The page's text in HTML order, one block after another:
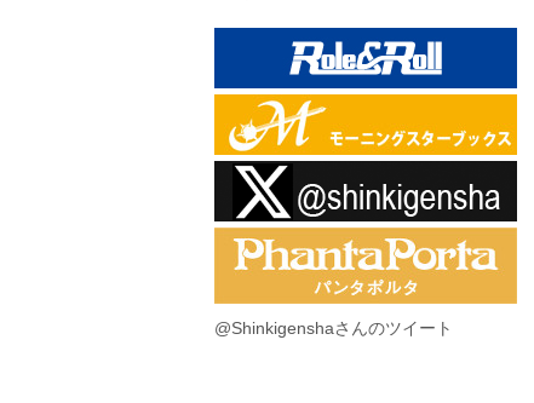
@Shinkigenshaさんのツイート